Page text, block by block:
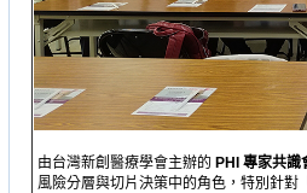
由台灣新創醫療學會主辦的 PHI 專家共識
風險分層與切片決策中的角色，特別針